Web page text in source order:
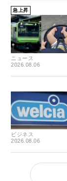
急上昇
ニュース
2026.08.06
ビジネス
2026.08.06